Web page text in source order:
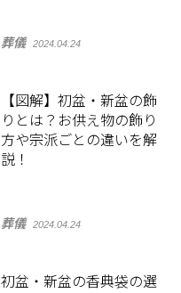
葬儀 2024.04.24
【図解】初盆・新盆の飾
りとは？お供え物の飾り
方や宗派ごとの違いを解
説！
葬儀 2024.04.24
初盆・新盆の香典袋の選